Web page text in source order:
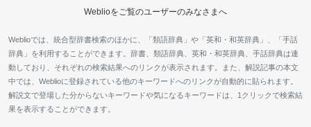
Weblioをご覧のユーザーのみなさまへ
Weblioでは、統合型辞書検索のほかに、「類語辞典」や「英和・和英辞典」、「手話
辞典」を利用することができます。辞書、類語辞典、英和・和英辞典、手話辞典は連
動しており、それぞれの検索結果へのリンクが表示されます。また、解説記事の本文
中では、Weblioに登録されている他のキーワードへのリンクが自動的に貼られます。
解説文で登場した分からないキーワードや気になるキーワードは、1クリックで検索結
果を表示することができます。